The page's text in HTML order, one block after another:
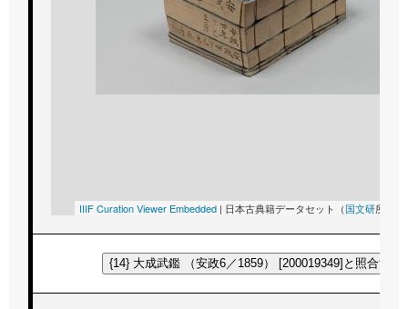
IIIF Curation Viewer Embedded | 日本古典籍データセット（国文研所蔵）
{14} 大成武鑑 （安政6／1859） [200019349]と照合する